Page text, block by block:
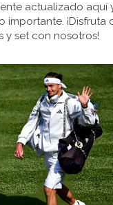
actualizado aquí
importante. ¡Disfruta
y set con nosotros!